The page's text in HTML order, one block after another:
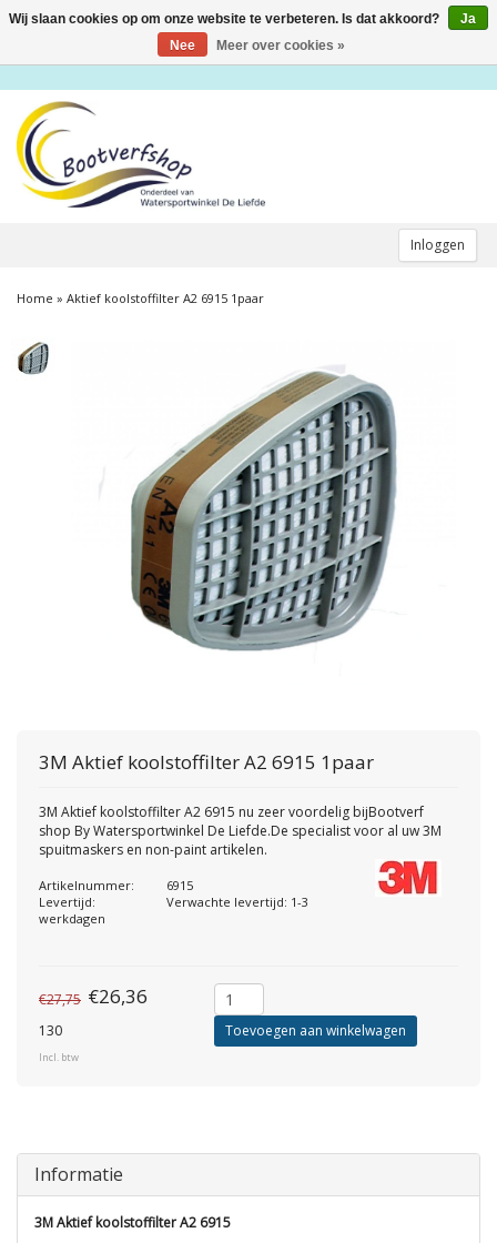
Inloggen
Toggle
Home » Aktief koolstoffilter A2 6915 1paar
3M Aktief koolstoffilter A2 6915 1paar
3M Aktief koolstoffilter A2 6915 nu zeer voordelig bijBootverf
shop By Watersportwinkel De Liefde.De specialist voor al uw 3M
spuitmaskers en non-paint artikelen.
Artikelnummer:
6915
Levertijd:
Verwachte levertijd: 1-3
werkdagen
€27,75 €26,36
130
Incl. btw
Toevoegen aan winkelwagen
Informatie
3M Aktief koolstoffilter A2 6915
Wij slaan cookies op om onze website te verbeteren. Is dat akkoord?
Ja
Nee
Meer over cookies »